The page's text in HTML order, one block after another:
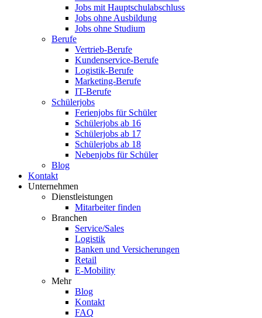
Jobs mit Hauptschulabschluss
Jobs ohne Ausbildung
Jobs ohne Studium
Berufe
Vertrieb-Berufe
Kundenservice-Berufe
Logistik-Berufe
Marketing-Berufe
IT-Berufe
Schülerjobs
Ferienjobs für Schüler
Schülerjobs ab 16
Schülerjobs ab 17
Schülerjobs ab 18
Nebenjobs für Schüler
Blog
Kontakt
Unternehmen
Dienstleistungen
Mitarbeiter finden
Branchen
Service/Sales
Logistik
Banken und Versicherungen
Retail
E-Mobility
Mehr
Blog
Kontakt
FAQ